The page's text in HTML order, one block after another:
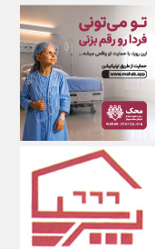
اکوفارس
اکونگار
اکونیوز
الف
انتشار آنلاین
اندیشه قرن
اندیشه معاصر
اندیشه ها
انرژی پرس
ای استخدام
ایتنا
ایراف